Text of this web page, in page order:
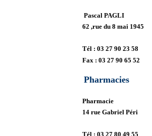
Pascal PAGLI
62 ,rue du 8 mai 1945
Tél : 03 27 90 23 58
Fax : 03 27 90 65 52
Pharmacies
Pharmacie
14 rue Gabriel Péri
Tél : 03 27 80 49 55